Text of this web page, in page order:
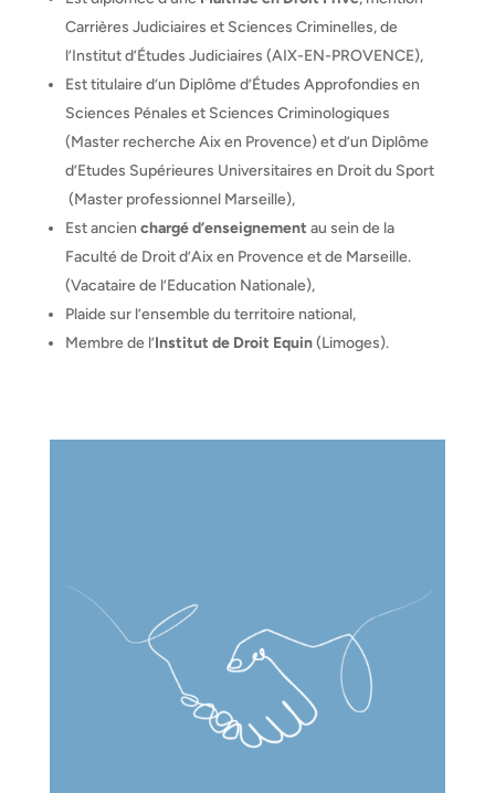
Carrières Judiciaires et Sciences Criminelles, de
l’Institut d’Études Judiciaires (AIX-EN-PROVENCE),
Est titulaire d’un Diplôme d’Études Approfondies en
Sciences Pénales et Sciences Criminologiques
(Master recherche Aix en Provence) et d’un Diplôme
d’Etudes Supérieures Universitaires en Droit du Sport
(Master professionnel Marseille),
Est ancien chargé d’enseignement au sein de la
Faculté de Droit d’Aix en Provence et de Marseille.
(Vacataire de l’Education Nationale),
Plaide sur l’ensemble du territoire national,
Membre de l’Institut de Droit Equin(Limoges).